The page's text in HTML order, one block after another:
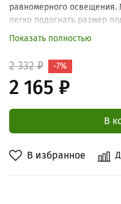
В избранное
равномерного освещения.
легко подогнать размер
получить максимальный
Показать полностью
2 332 ₽
2 165 ₽
-7%
В